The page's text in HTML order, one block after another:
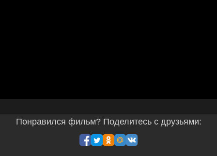
Понравился фильм? Поделитесь с друзьями: